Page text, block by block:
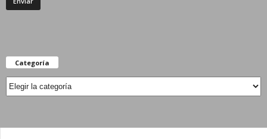
Categoría
Categoría